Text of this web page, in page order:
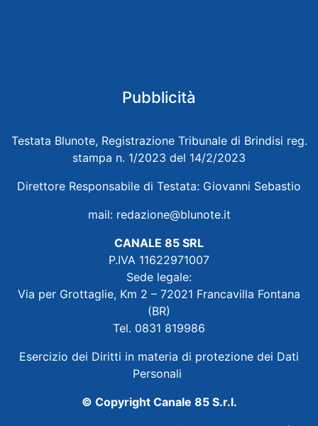
Pubblicità
Testata Blunote, Registrazione Tribunale di Brindisi reg.
stampa n. 1/2023 del 14/2/2023
Direttore Responsabile di Testata: Giovanni Sebastio
mail: redazione@blunote.it
CANALE 85 SRL
P.IVA 11622971007
Sede legale:
Via per Grottaglie, Km 2 – 72021 Francavilla Fontana
(BR)
Tel. 0831 819986
Esercizio dei Diritti in materia di protezione dei Dati
Personali
© Copyright Canale 85 S.r.l.